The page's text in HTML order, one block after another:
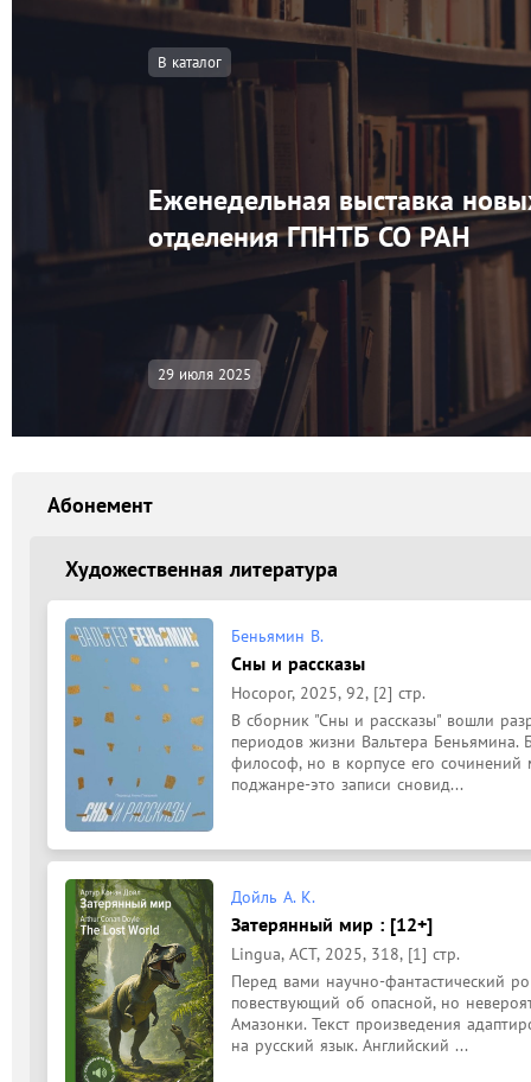
В каталог
Еженедельная выставка
отделения ГПНТБ СО РАН
29 июля 2025
Абонемент
Художественная литература
Беньямин В.
Сны и рассказы
Носорог, 2025, 92, [2] стр.
В сборник "Сны и рассказы" вошли
периодов жизни Вальтера Беньямина.
философ, но в корпусе его сочинений
поджанре-это записи сновид...
Дойль А. К.
Затерянный мир : [12+]
Lingua, АСТ, 2025, 318, [1] стр.
Перед вами научно-фантастический
повествующий об опасной, но
Амазонки. Текст произведения
на русский язык. Английский ...